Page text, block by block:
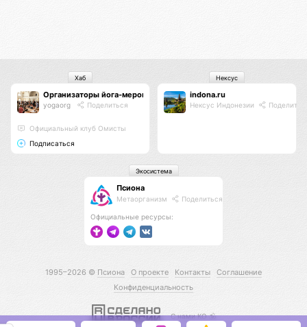
Организаторы йога-мероприятий
yogaorg Поделиться
Официальный клуб Омисты
Подписаться
Хаб
indona.ru
Нексус Индонезии
Нексус
Псиона
Метаорганизм Поделиться
Официальные ресурсы:
Экосистема
1995–2026 © Псиона О проекте Контакты
Соглашение
Конфиденциальность
С нами КО 🕉️